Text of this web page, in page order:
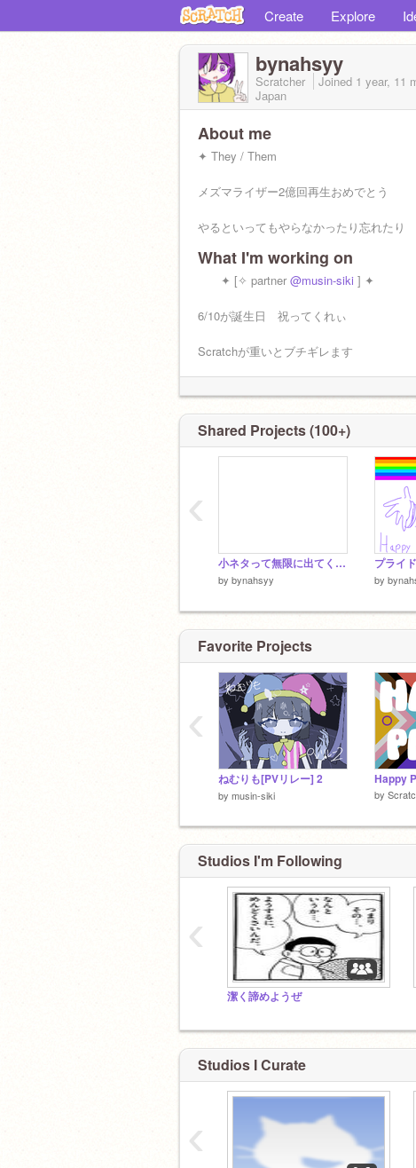
Create Explore
bynahsyy
Scratcher Joined 1 year, 11
Japan
About me
✦ They / Them
メズマライザー2億回再生おめでとう
やるといってもやらなかったり忘れたり
What I'm working on
✦ [✧ partner @musin-siki ] ✦
6/10が誕生日 祝ってくれぃ
Scratchが重いとブチギレます
Shared Projects (100+)
小ネタって無限に出てくるよね
by bynahsyy
プライ
by
‹
Favorite Projects
ねむりも[PVリレー] 2
by musin-siki by
‹
Studios I'm Following
潔く諦めようぜ
‹
Studios I Curate
‹